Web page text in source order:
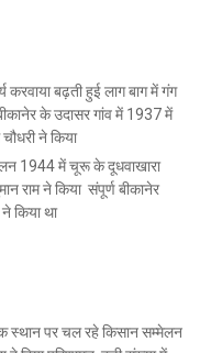
करवाया बढ़ती हुई लाग बाग में गंग
के उदासर गांव में 1937 में
ने किया
1944 में चूरू के दूधवाखारा
राम ने किया संपूर्ण बीकानेर
किया था
स्थान पर चल रहे किसान सम्मेलन